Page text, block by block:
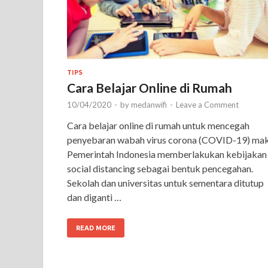
TIPS
Cara Belajar Online di Rumah
10/04/2020 - by medanwifi - Leave a Comment
Cara belajar online di rumah untuk mencegah
penyebaran wabah virus corona (COVID-19)
Pemerintah Indonesia memberlakukan kebijakan
social distancing sebagai bentuk pencegahan.
Sekolah dan universitas untuk sementara ditutup
dan diganti …
READ MORE